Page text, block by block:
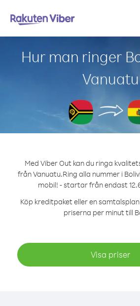
Hur man ringer
Vanuatu
Med Viber Out kan du ringa
från Vanuatu.Ring alla nummer i
mobil! - startar från endast
Köp kreditpaket eller en
priserna per minut till
Visa priser